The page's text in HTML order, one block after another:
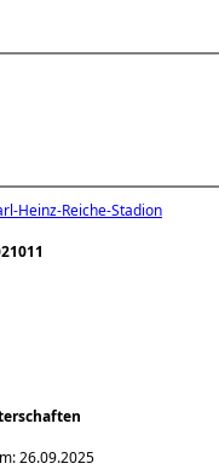
Heinz-Reiche-Stadion
26.09.2025